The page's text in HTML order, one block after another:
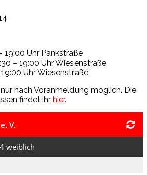
19:00 Uhr Pankstraße
– 19:00 Uhr Wiesenstraße
Uhr Wiesenstraße
nach Voranmeldung möglich. Die
findet ihr hier.